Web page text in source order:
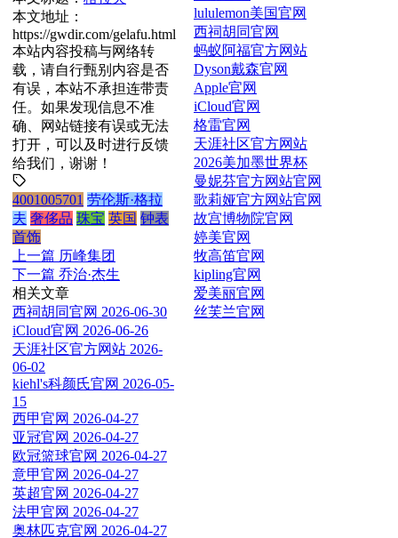
本文地址：
https://gwdir.com/gelafu.html
本站内容投稿与网络转
载，请自行甄别内容是否
有误，本站不承担连带责
任。如果发现信息不准
确、网站链接有误或无法
打开，可以及时进行反馈
给我们，谢谢！
4001005701 劳伦斯·格拉
夫 奢侈品 珠宝 英国 钟表
首饰
上一篇 历峰集团
下一篇 乔治·杰生
相关文章
西祠胡同官网 2026-06-30
iCloud官网 2026-06-26
天涯社区官方网站 2026-
06-02
kiehl's科颜氏官网 2026-05-
15
西甲官网 2026-04-27
亚冠官网 2026-04-27
欧冠篮球官网 2026-04-27
意甲官网 2026-04-27
英超官网 2026-04-27
法甲官网 2026-04-27
奥林匹克官网 2026-04-27
lululemon美国官网
西祠胡同官网
蚂蚁阿福官方网站
Dyson戴森官网
Apple官网
iCloud官网
格雷官网
天涯社区官方网站
2026美加墨世界杯
曼妮芬官方网站官网
歌莉娅官方网站官网
故宫博物院官网
婷美官网
牧高笛官网
kipling官网
爱美丽官网
丝芙兰官网